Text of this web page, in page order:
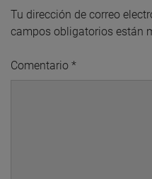
Tu dirección de correo
campos obligatorios están
Comentario *